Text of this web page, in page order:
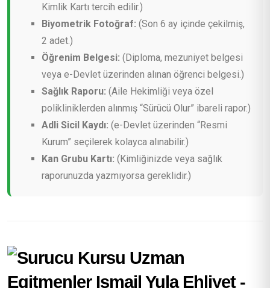
Kimlik Kartı tercih edilir.)
Biyometrik Fotoğraf: (Son 6 ay içinde çekilmiş,
2 adet.)
Öğrenim Belgesi: (Diploma, mezuniyet belgesi
veya e-Devlet üzerinden alınan öğrenci belgesi.)
Sağlık Raporu: (Aile Hekimliği veya özel
polikliniklerden alınmış “Sürücü Olur” ibareli rapor.)
Adli Sicil Kaydı: (e-Devlet üzerinden “Resmi
Kurum” seçilerek kolayca alınabilir.)
Kan Grubu Kartı: (Kimliğinizde veya sağlık
raporunuzda yazmıyorsa gereklidir.)